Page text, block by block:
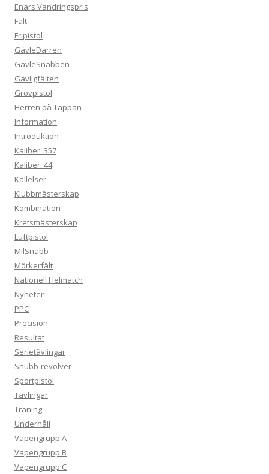
Enars Vandringspris
Fält
Fripistol
GävleDarren
GävleSnabben
Gävligfälten
Grovpistol
Herren på Täppan
Information
Introduktion
Kaliber .357
Kaliber .44
Kallelser
Klubbmästerskap
Kombination
Kretsmästerskap
Luftpistol
MilSnabb
Mörkerfält
Nationell Helmatch
Nyheter
PPC
Precision
Resultat
Serietävlingar
Snubb-revolver
Sportpistol
Tävlingar
Träning
Underhåll
Vapengrupp A
Vapengrupp B
Vapengrupp C